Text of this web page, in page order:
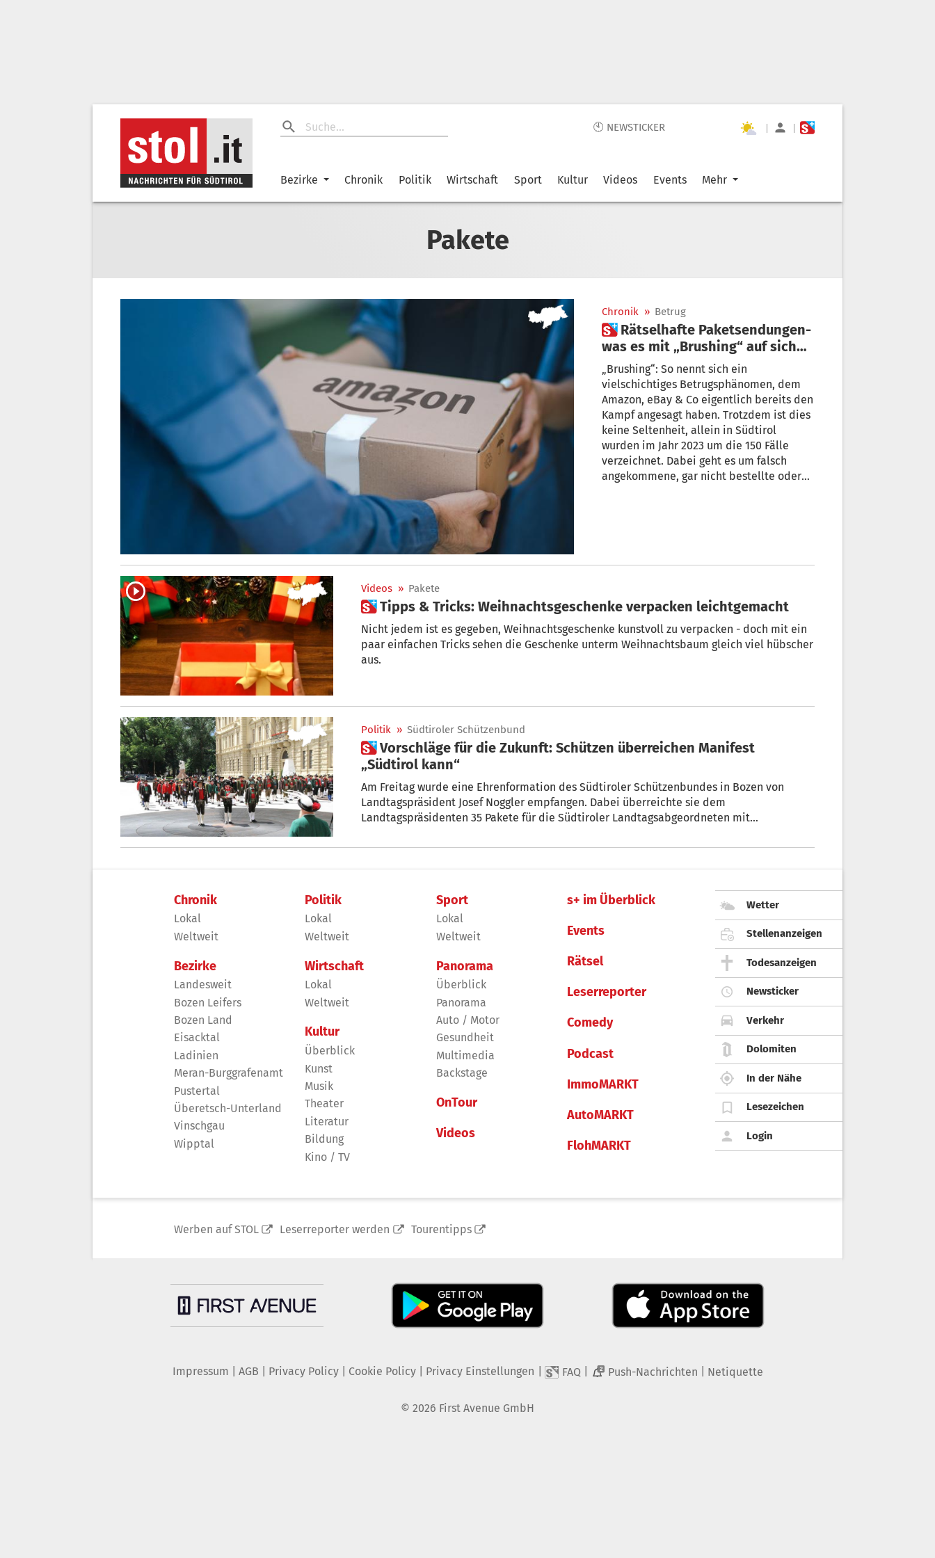
🕙 NEWSTICKER | |
Bezirke Chronik Politik Wirtschaft Sport Kultur Videos Events Mehr
Pakete
Chronik » Betrug
 Rätselhafte Paketsendungen-
was es mit „Brushing“ auf sich
hat
„Brushing“: So nennt sich ein
vielschichtiges Betrugsphänomen, dem
Amazon, eBay & Co eigentlich bereits den
Kampf angesagt haben. Trotzdem ist dies
keine Seltenheit, allein in Südtirol
wurden im Jahr 2023 um die 150 Fälle
verzeichnet. Dabei geht es um falsch
angekommene, gar nicht bestellte oder
Videos » Pakete
 Tipps & Tricks: Weihnachtsgeschenke verpacken leichtgemacht
Nicht jedem ist es gegeben, Weihnachtsgeschenke kunstvoll zu verpacken - doch mit ein
paar einfachen Tricks sehen die Geschenke unterm Weihnachtsbaum gleich viel hübscher
aus.
Politik » Südtiroler Schützenbund
 Vorschläge für die Zukunft: Schützen überreichen Manifest
„Südtirol kann“
Am Freitag wurde eine Ehrenformation des Südtiroler Schützenbundes in Bozen von
Landtagspräsident Josef Noggler empfangen. Dabei überreichte sie dem
Landtagspräsidenten 35 Pakete für die Südtiroler Landtagsabgeordneten mit
3 Sprachen verlesen, mit dem die Volksvertreter aufgefordert werden, „das nächste
Chronik
Lokal
Weltweit
Bezirke
Landesweit
Bozen Leifers
Bozen Land
Eisacktal
Ladinien
Meran-Burggrafenamt
Pustertal
Überetsch-Unterland
Vinschgau
Wipptal
Politik
Lokal
Weltweit
Wirtschaft
Lokal
Weltweit
Kultur
Überblick
Kunst
Musik
Theater
Literatur
Bildung
Kino / TV
Sport
Lokal
Weltweit
Panorama
Überblick
Panorama
Auto / Motor
Gesundheit
Multimedia
Backstage
OnTour
Videos
s+ im Überblick
Events
Rätsel
Leserreporter
Comedy
Podcast
ImmoMARKT
AutoMARKT
FlohMARKT
Wetter
Stellenanzeigen
Todesanzeigen
Newsticker
Verkehr
Dolomiten
In der Nähe
Lesezeichen
Login
Werben auf STOL Leserreporter werden Tourentipps
Impressum AGB Privacy Policy| Cookie Policy| Privacy Einstellungen FAQ 2 Push-Nachrichten Netiquette
© 2026 First Avenue GmbH